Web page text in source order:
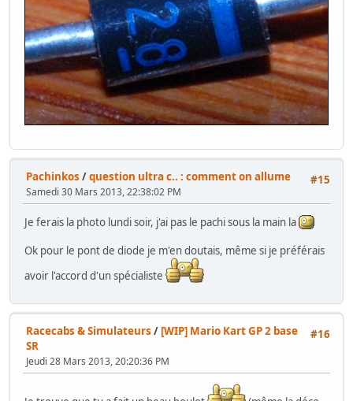
#15
Pachinkos /question ultra c.. : comment on allume
Samedi 30 Mars 2013, 22:38:02 PM
Je ferais la photo lundi soir, j'ai pas le pachi sous la main la
Ok pour le pont de diode je m'en doutais, même si je préférais
avoir l'accord d'un spécialiste
#16
Racecabs & Simulateurs / [WIP] Mario Kart GP 2 base
SR
Jeudi 28 Mars 2013, 20:20:36 PM